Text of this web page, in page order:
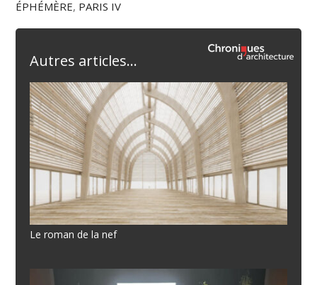
ÉPHÉMÈRE, PARIS IV
Autres articles...
Le roman de la nef